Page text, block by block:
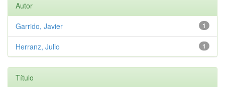
Autor
1
Garrido, Javier
1
Herranz, Julio
Título